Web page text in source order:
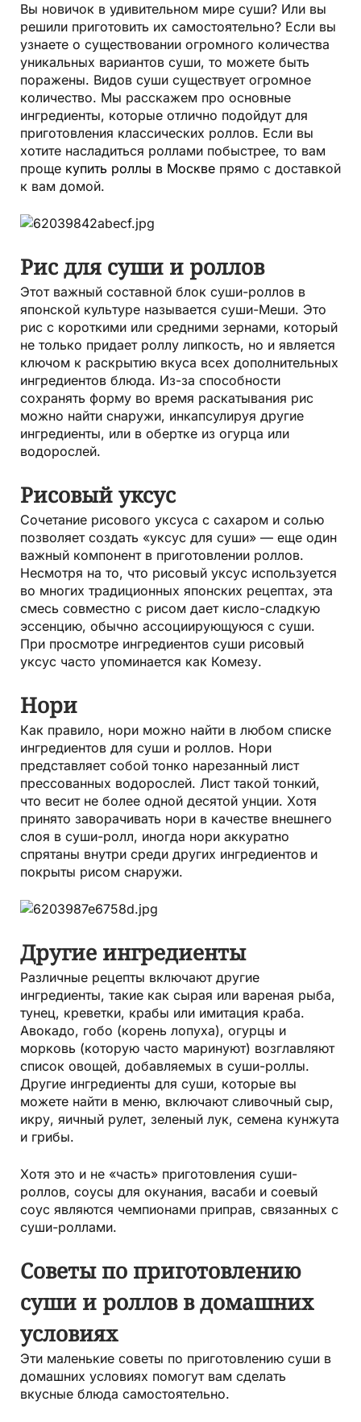
Вы новичок в удивительном мире суши? Или вы
решили приготовить их самостоятельно? Если вы
узнаете о существовании огромного количества
уникальных вариантов суши, то можете быть
поражены. Видов суши существует огромное
количество. Мы расскажем про основные
ингредиенты, которые отлично подойдут для
приготовления классических роллов. Если вы
хотите насладиться роллами побыстрее, то вам
проще купить роллы в Москве прямо с доставкой
к вам домой.
Рис для суши и роллов
Этот важный составной блок суши-роллов в
японской культуре называется суши-Меши. Это
рис с короткими или средними зернами, который
не только придает роллу липкость, но и является
ключом к раскрытию вкуса всех дополнительных
ингредиентов блюда. Из-за способности
сохранять форму во время раскатывания рис
можно найти снаружи, инкапсулируя другие
ингредиенты, или в обертке из огурца или
водорослей.
Рисовый уксус
Сочетание рисового уксуса с сахаром и солью
позволяет создать «уксус для суши» — еще один
важный компонент в приготовлении роллов.
Несмотря на то, что рисовый уксус используется
во многих традиционных японских рецептах, эта
смесь совместно с рисом дает кисло-сладкую
эссенцию, обычно ассоциирующуюся с суши.
При просмотре ингредиентов суши рисовый
уксус часто упоминается как Комезу.
Нори
Как правило, нори можно найти в любом списке
ингредиентов для суши и роллов. Нори
представляет собой тонко нарезанный лист
прессованных водорослей. Лист такой тонкий,
что весит не более одной десятой унции. Хотя
принято заворачивать нори в качестве внешнего
слоя в суши-ролл, иногда нори аккуратно
спрятаны внутри среди других ингредиентов и
покрыты рисом снаружи.
Другие ингредиенты
Различные рецепты включают другие
ингредиенты, такие как сырая или вареная рыба,
тунец, креветки, крабы или имитация краба.
Авокадо, гобо (корень лопуха), огурцы и
морковь (которую часто маринуют) возглавляют
список овощей, добавляемых в суши-роллы.
Другие ингредиенты для суши, которые вы
можете найти в меню, включают сливочный сыр,
икру, яичный рулет, зеленый лук, семена кунжута
и грибы.
Хотя это и не «часть» приготовления суши-
роллов, соусы для окунания, васаби и соевый
соус являются чемпионами приправ, связанных с
суши-роллами.
Советы по приготовлению
суши и роллов в домашних
условиях
Эти маленькие советы по приготовлению суши в
домашних условиях помогут вам сделать
вкусные блюда самостоятельно.